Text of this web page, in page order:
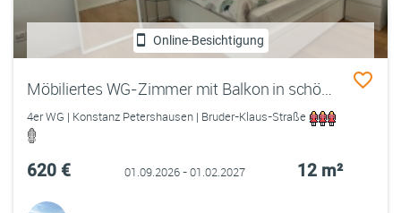
Online-Besichtigung
Möbiliertes WG-Zimmer mit Balkon in schöner Neubau-Wohnung (top Lage)
4er WG | Konstanz Petershausen | Bruder-Klaus-Straße
620 € 01.09.2026 - 01.02.2027 12 m²